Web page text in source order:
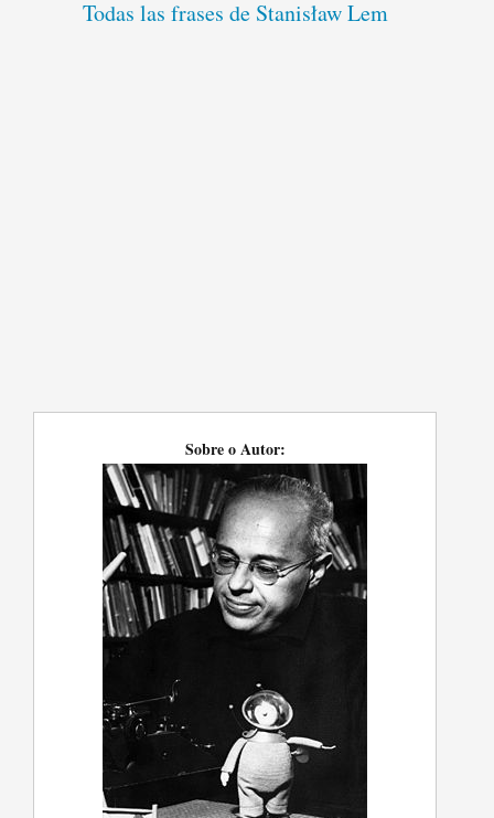
Todas las frases de Stanisław Lem
Sobre o Autor: